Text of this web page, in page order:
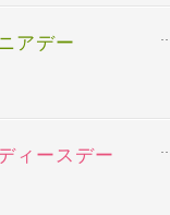
アデー
ィースデー